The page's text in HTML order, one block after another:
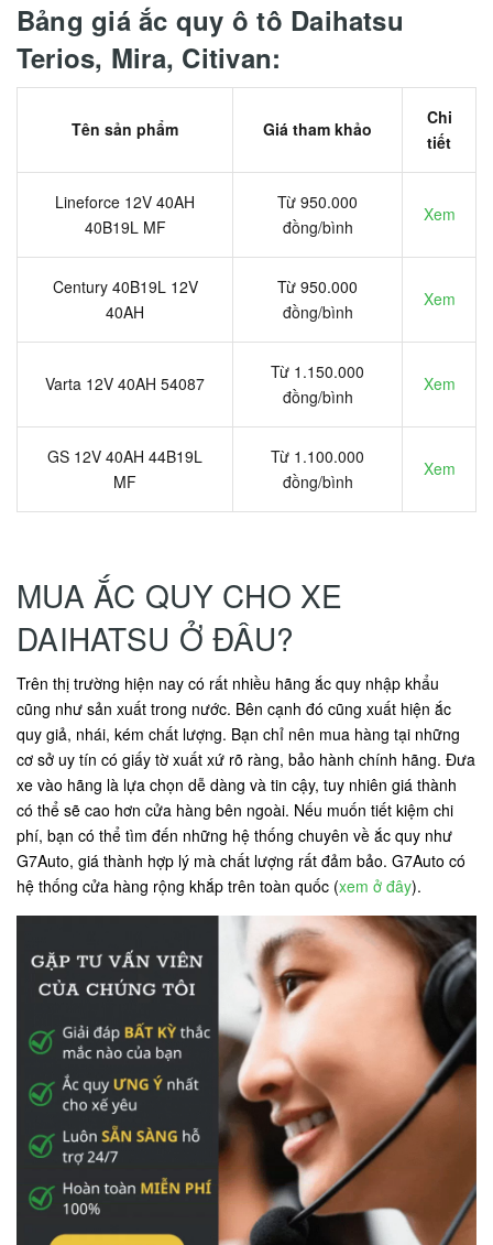
Bảng giá ắc quy ô tô Daihatsu
Terios, Mira, Citivan:
Tên sản phẩm Giá tham khảo
Chi
tiết
Lineforce 12V 40AH
40B19L MF
Từ 950.000
đồng/bình
Xem
Century 40B19L 12V
40AH
Từ 950.000
đồng/bình
Xem
Varta 12V 40AH 54087
Từ 1.150.000
đồng/bình
Xem
GS 12V 40AH 44B19L
MF
Từ 1.100.000
đồng/bình
Xem
MUA ẮC QUY CHO XE
DAIHATSU Ở ĐÂU?
Trên thị trường hiện nay có rất nhiều hãng ắc quy nhập khẩu
cũng như sản xuất trong nước. Bên cạnh đó cũng xuất hiện ắc
quy giả, nhái, kém chất lượng. Bạn chỉ nên mua hàng tại những
cơ sở uy tín có giấy tờ xuất xứ rõ ràng, bảo hành chính hãng. Đưa
xe vào hãng là lựa chọn dễ dàng và tin cậy, tuy nhiên giá thành
có thể sẽ cao hơn cửa hàng bên ngoài. Nếu muốn tiết kiệm chi
phí, bạn có thể tìm đến những hệ thống chuyên về ắc quy như
G7Auto, giá thành hợp lý mà chất lượng rất đảm bảo. G7Auto có
hệ thống cửa hàng rộng khắp trên toàn quốc (xem ở đây).